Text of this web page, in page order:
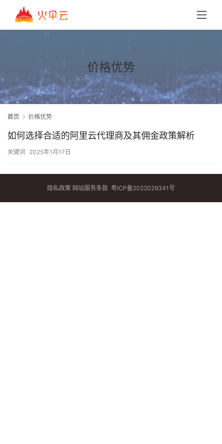
价格优势
首页 价格优势
如何选择合适的阿里云代理商及其佣金政策解析
关键词 2025年1月17日
隐私政策 网站服务条款 粤ICP备2022029341号